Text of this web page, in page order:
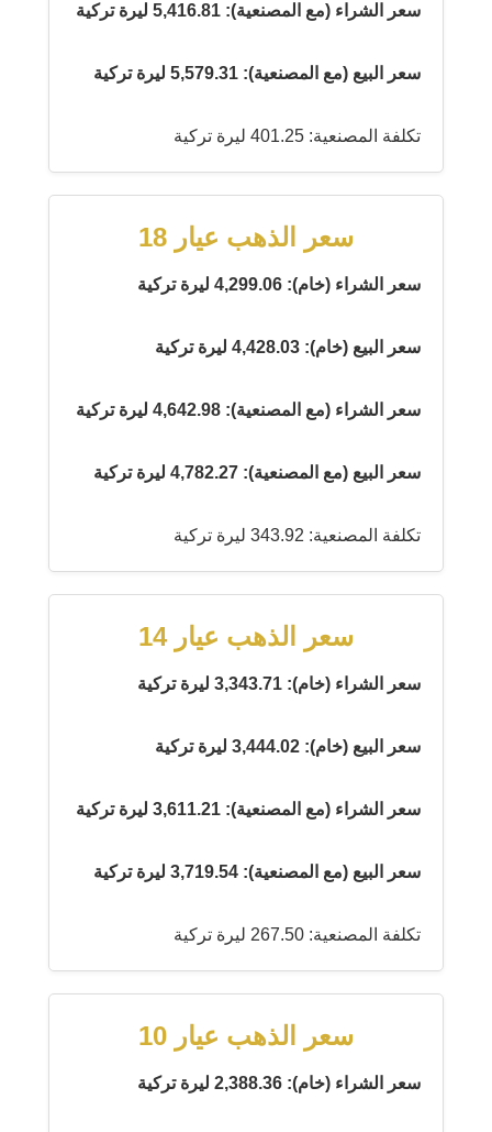
سعر الشراء (مع المصنعية): 5,416.81 ليرة تركية
سعر البيع (مع المصنعية): 5,579.31 ليرة تركية
تكلفة المصنعية: 401.25 ليرة تركية
سعر الذهب عيار 18
سعر الشراء (خام): 4,299.06 ليرة تركية
سعر البيع (خام): 4,428.03 ليرة تركية
سعر الشراء (مع المصنعية): 4,642.98 ليرة تركية
سعر البيع (مع المصنعية): 4,782.27 ليرة تركية
تكلفة المصنعية: 343.92 ليرة تركية
سعر الذهب عيار 14
سعر الشراء (خام): 3,343.71 ليرة تركية
سعر البيع (خام): 3,444.02 ليرة تركية
سعر الشراء (مع المصنعية): 3,611.21 ليرة تركية
سعر البيع (مع المصنعية): 3,719.54 ليرة تركية
تكلفة المصنعية: 267.50 ليرة تركية
سعر الذهب عيار 10
سعر الشراء (خام): 2,388.36 ليرة تركية